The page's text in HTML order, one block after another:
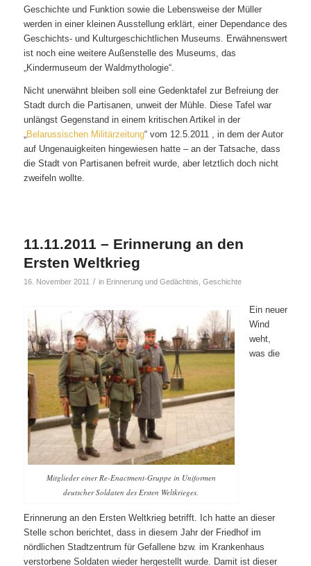
Geschichte und Funktion sowie die Lebensweise der Müller
werden in einer kleinen Ausstellung erklärt, einer Dependance des
Geschichts- und Kulturgeschichtlichen Museums. Erwähnenswert
ist noch eine weitere Außenstelle des Museums, das
„Kindermuseum der Waldmythologie“.
Nicht unerwähnt bleiben soll eine Gedenktafel zur Befreiung der
Stadt durch die Partisanen, unweit der Mühle. Diese Tafel war
unlängst Gegenstand in einem kritischen Artikel in der
Belarussischen Militärzeitung“ vom 12.5.2011 , in dem der Autor
auf Ungenauigkeiten hingewiesen hatte – an der Tatsache, dass
die Stadt von Partisanen befreit wurde, aber letztlich doch nicht
zweifeln wollte.
11.11.2011 – Erinnerung an den
Ersten Weltkrieg
16. November 2011 / in Erinnerung und Gedächtnis Geschichte
Mitglieder einer Re-Enactment-Gruppe in Uniformen
deutscher Soldaten des Ersten Weltkrieges.
Ein neuer
Wind
weht,
was die
Erinnerung an den Ersten Weltkrieg betrifft. Ich hatte an dieser
Stelle schon berichtet, dass in diesem Jahr der Friedhof im
nördlichen Stadtzentrum für Gefallene bzw. im Krankenhaus
verstorbene Soldaten wieder hergestellt wurde. Damit ist dieser